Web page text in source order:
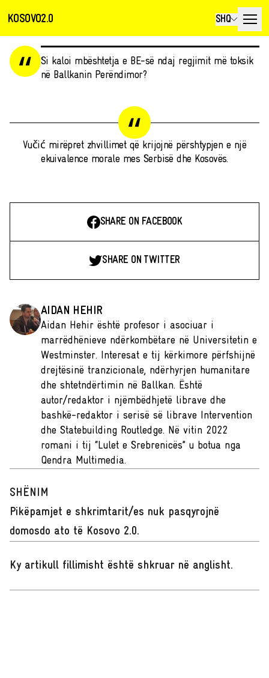
KOSOVO2.0 SHQ
Si kaloi mbështetja e BE-së ndaj regjimit më toksik
në Ballkanin Perëndimor?
Vučić mirëpret zhvillimet që krijojnë përshtypjen e një
ekuivalence morale mes Serbisë dhe Kosovës.
SHARE ON FACEBOOK
SHARE ON TWITTER
AIDAN HEHIR
Aidan Hehir është profesor i asociuar i
marrëdhënieve ndërkombëtare në Universitetin e
Westminster. Interesat e tij kërkimore përfshijnë
drejtësinë tranzicionale, ndërhyrjen humanitare
dhe shtetndërtimin në Ballkan. Është
autor/redaktor i njëmbëdhjetë librave dhe
bashkë-redaktor i serisë së librave Intervention
dhe Statebuilding Routledge. Në vitin 2022
romani i tij “Lulet e Srebrenicës” u botua nga
Qendra Multimedia.
SHËNIM
Pikëpamjet e shkrimtarit/es nuk pasqyrojnë
domosdo ato të Kosovo 2.0.
Ky artikull fillimisht është shkruar në anglisht.